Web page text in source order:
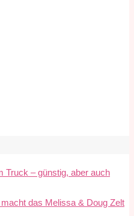
Truck – günstig, aber auch
das Melissa & Doug Zelt